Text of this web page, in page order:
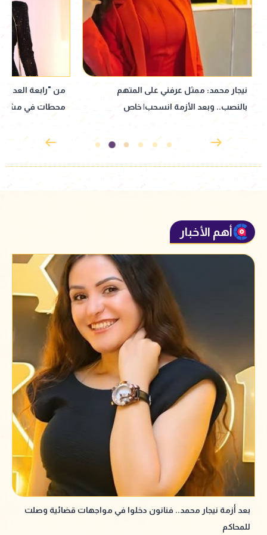
نيجار محمد: ممثل عرفني على المتهم
بالنصب.. وبعد الأزمة انسحب| خاص
من "رابعة
محطات في مشوار
أهم الأخبار
بعد أزمة نيجار محمد.. فنانون دخلوا في مواجهات قضائية وصلت
للمحاكم